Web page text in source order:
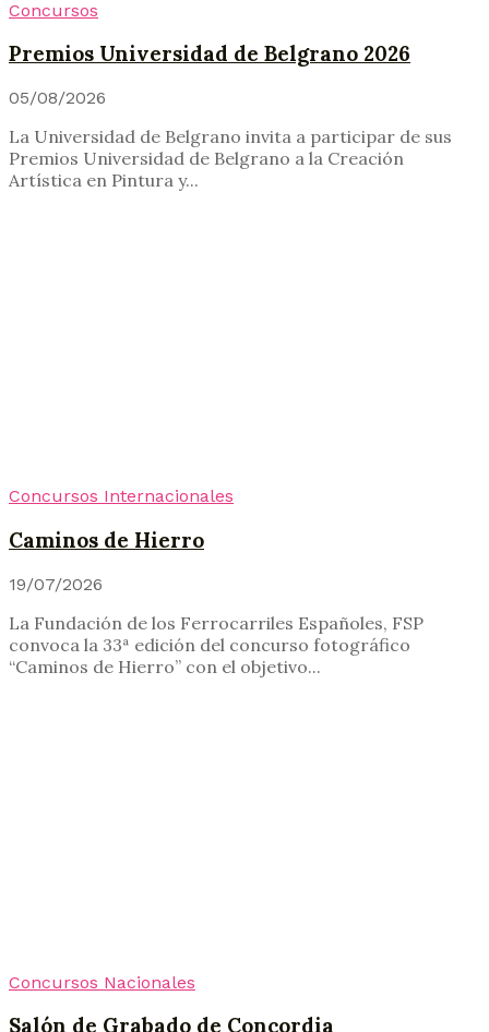
Concursos
Premios Universidad de Belgrano 2026
05/08/2026
La Universidad de Belgrano invita a participar de sus
Premios Universidad de Belgrano a la Creación
Artística en Pintura y...
Concursos Internacionales
Caminos de Hierro
19/07/2026
La Fundación de los Ferrocarriles Españoles, FSP
convoca la 33ª edición del concurso fotográfico
“Caminos de Hierro” con el objetivo...
Concursos Nacionales
Salón de Grabado de Concordia